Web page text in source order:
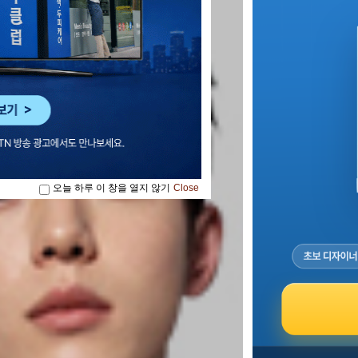
오늘 하루 이 창을 열지 않기 Close